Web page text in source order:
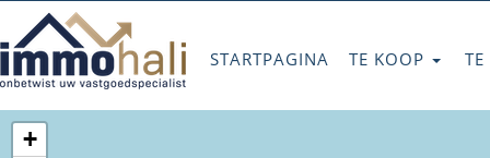
STARTPAGINA TE KOOP
+